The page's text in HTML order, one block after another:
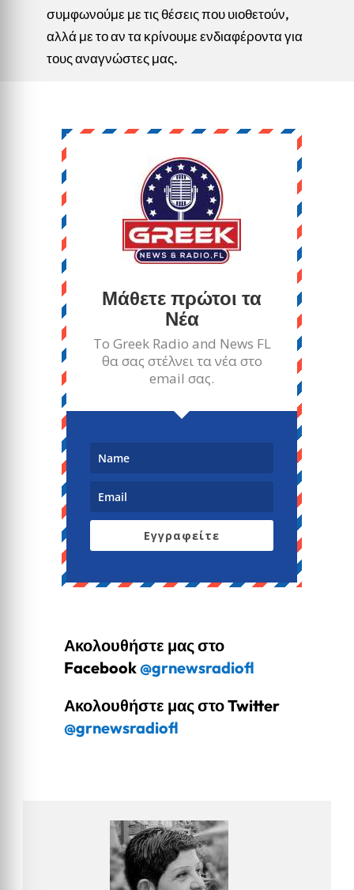
συμφωνούμε με τις θέσεις που υιοθετούν,
αλλά με το αν τα κρίνουμε ενδιαφέροντα για
τους αναγνώστες μας.
Μάθετε πρώτοι τα
Νέα
Το Greek Radio and News FL
θα σας στέλνει τα νέα στο
email σας.
Εγγραφείτε
Ακολουθήστε μας στο
Facebook@grnewsradiofl
Ακολουθήστε μας στο Twitter
@grnewsradiofl